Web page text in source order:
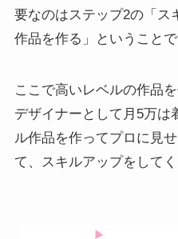
要なのはステップ2の「ス
作品を作る」ということで
ここで高いレベルの作品
デザイナーとして月5万は
ル作品を作ってプロに見
て、スキルアップをしてく